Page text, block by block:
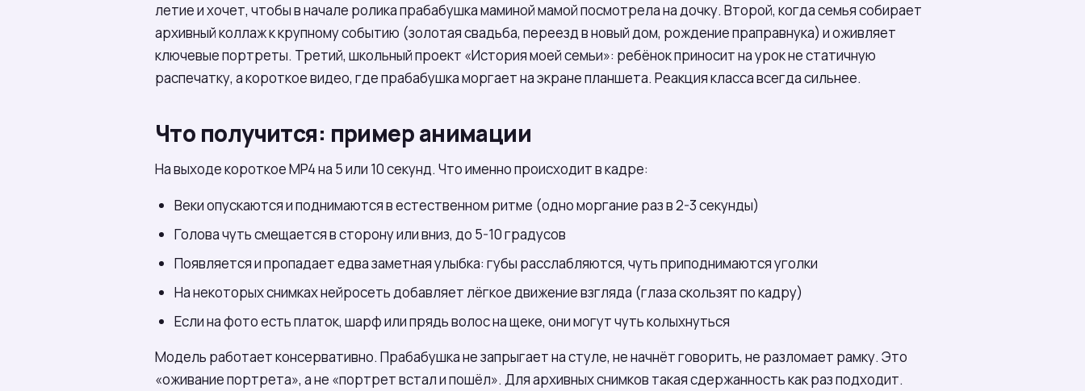
летие и хочет, чтобы в начале ролика прабабушка маминой мамой посмотрела на дочку. Второй, когда семья собирает
архивный коллаж к крупному событию (золотая свадьба, переезд в новый дом, рождение праправнука) и оживляет
ключевые портреты. Третий, школьный проект «История моей семьи»: ребёнок приносит на урок не статичную
распечатку, а короткое видео, где прабабушка моргает на экране планшета. Реакция класса всегда сильнее.
Что получится: пример анимации
На выходе короткое MP4 на 5 или 10 секунд. Что именно происходит в кадре:
Веки опускаются и поднимаются в естественном ритме (одно моргание раз в 2-3 секунды)
Голова чуть смещается в сторону или вниз, до 5-10 градусов
Появляется и пропадает едва заметная улыбка: губы расслабляются, чуть приподнимаются уголки
На некоторых снимках нейросеть добавляет лёгкое движение взгляда (глаза скользят по кадру)
Если на фото есть платок, шарф или прядь волос на щеке, они могут чуть колыхнуться
Модель работает консервативно. Прабабушка не запрыгает на стуле, не начнёт говорить, не разломает рамку. Это
«оживание портрета», а не «портрет встал и пошёл». Для архивных снимков такая сдержанность как раз подходит.